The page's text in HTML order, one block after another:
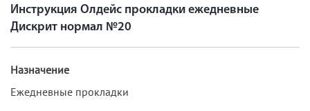
Инструкция Олдейс прокладки ежедневные
Дискрит нормал №20
Назначение
Ежедневные прокладки